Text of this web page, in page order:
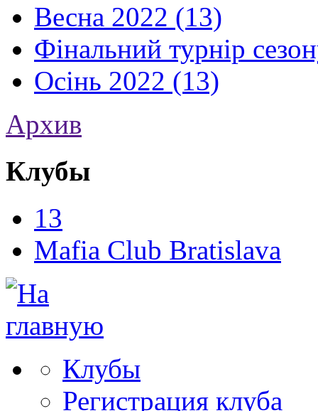
Весна 2022 (13)
Фінальний турнір
Осінь 2022 (13)
Архив
Клубы
13
Mafia Club Bratislava
Клубы
Регистрация клуба